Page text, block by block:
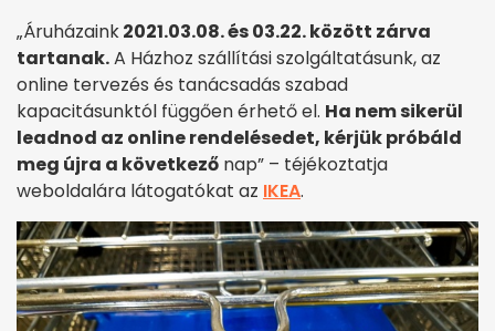
„Áruházaink2021.03.08. és 03.22. között zárva
tartanak.A Házhoz szállítási szolgáltatásunk, az
online tervezés és tanácsadás szabad
kapacitásunktól függően érhető el. Ha nem sikerül
leadnod az online rendelésedet, kérjük próbáld
meg újra a következő nap” – téjékoztatja
weboldalára látogatókat az IKEA.